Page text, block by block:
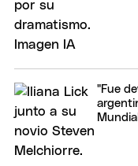
"Fue
Mundial